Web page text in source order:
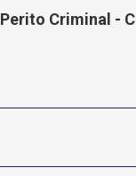
Perito Criminal -